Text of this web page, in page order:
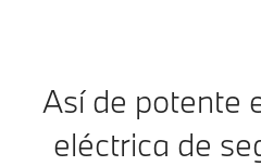
Así de potente
eléctrica de